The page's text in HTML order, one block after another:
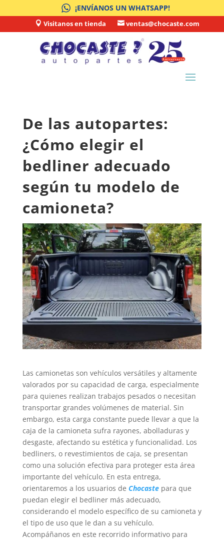
¡ENVÍANOS UN WHATSAPP!
 Visitanos en tienda  ventas@chocaste.com
De las autopartes:
¿Cómo elegir el
bedliner adecuado
según tu modelo de
camioneta?
Las camionetas son vehículos versátiles y altamente
valorados por su capacidad de carga, especialmente
para quienes realizan trabajos pesados o necesitan
transportar grandes volúmenes de material. Sin
embargo, esta carga constante puede llevar a que la
caja de la camioneta sufra rayones, abolladuras y
desgaste, afectando su estética y funcionalidad. Los
bedliners, o revestimientos de caja, se presentan
como una solución efectiva para proteger esta área
importante del vehículo. En esta entrega,
orientaremos a los usuarios de Chocastepara que
puedan elegir el bedliner más adecuado,
considerando el modelo específico de su camioneta y
el tipo de uso que le dan a su vehículo.
Acompáñanos en este recorrido informativo para